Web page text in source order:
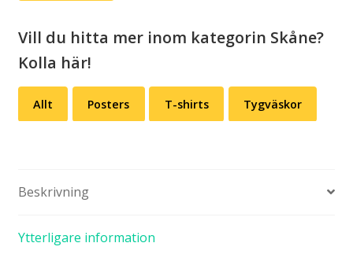
Vill du hitta mer inom kategorin Skåne?
Kolla här!
Allt Posters T-shirts Tygväskor
Beskrivning
Ytterligare information